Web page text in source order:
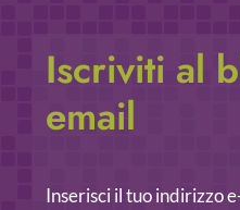
Iscriviti al
email
Inserisci il tuo indirizzo